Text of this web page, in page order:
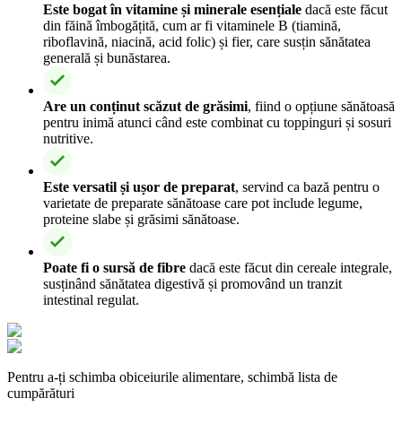
Este bogat în vitamine și minerale esențiale dacă este făcut
din făină îmbogățită, cum ar fi vitaminele B (tiamină,
riboflavină, niacină, acid folic) și fier, care susțin sănătatea
generală și bunăstarea.
Are un conținut scăzut de grăsimi, fiind o opțiune sănătoasă
pentru inimă atunci când este combinat cu toppinguri și sosuri
nutritive.
Este versatil și ușor de preparat, servind ca bază pentru o
varietate de preparate sănătoase care pot include legume,
proteine slabe și grăsimi sănătoase.
Poate fi o sursă de fibre dacă este făcut din cereale integrale,
susținând sănătatea digestivă și promovând un tranzit
intestinal regulat.
Pentru a-ți schimba obiceiurile alimentare, schimbă lista de
cumpărături